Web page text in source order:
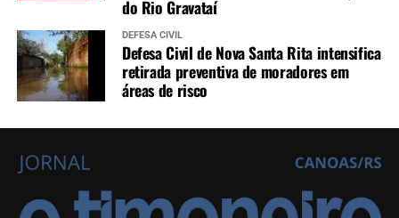
do Rio Gravataí
DEFESA CIVIL
Defesa Civil de Nova Santa Rita intensifica
retirada preventiva de moradores em
áreas de risco